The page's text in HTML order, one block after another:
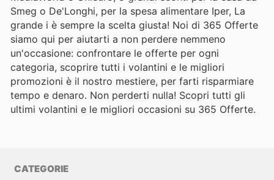
Smeg o De'Longhi, per la spesa alimentare Iper, La
grande i è sempre la scelta giusta! Noi di 365 Offerte
siamo qui per aiutarti a non perdere nemmeno
un'occasione: confrontare le offerte per ogni
categoria, scoprire tutti i volantini e le migliori
promozioni è il nostro mestiere, per farti risparmiare
tempo e denaro. Non perderti nulla! Scopri tutti gli
ultimi volantini e le migliori occasioni su 365 Offerte.
CATEGORIE